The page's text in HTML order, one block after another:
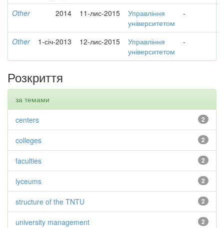
Other 2014 11-лис-2015
Управління
університетом
-
Other 1-січ-2013 12-лис-2015
Управління
університетом
-
Розкриття
за темами
2
centers
2
colleges
2
faculties
2
lyceums
2
structure of the TNTU
2
university management